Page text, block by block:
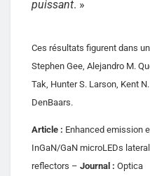
puissant. »
Ces résultats figurent dans
Stephen Gee, Alejandro M.
Tak, Hunter S. Larson, Kent
DenBaars.
Article : Enhanced emission
InGaN/GaN microLEDs
reflectors – Journal : Optica